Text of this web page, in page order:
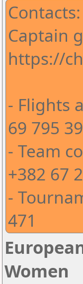
Contacts:
Captain
https://
- Flights
69 795
- Team
+382 67
-
471
Women